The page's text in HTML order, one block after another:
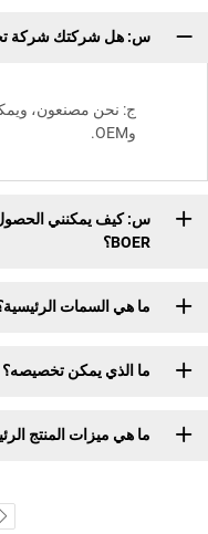
س: هل شركتك شركة
وOEM.
س: كيف يمكنني
BOER؟
ما هي السمات
ما الذي يمكن تخصيصه؟
ما هي ميزات المنتج